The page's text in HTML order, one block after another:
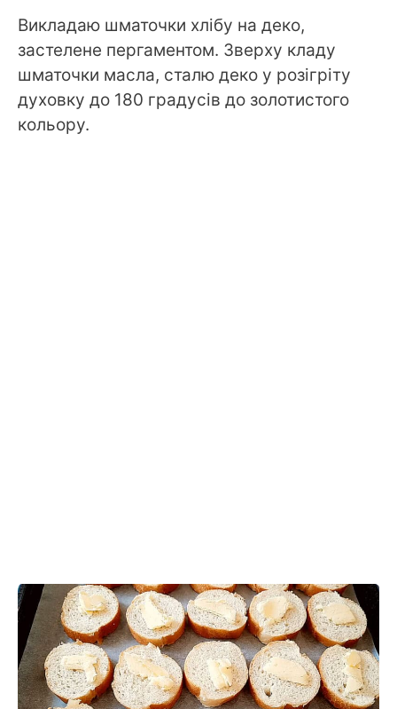
Викладаю шматочки хлібу на деко,
застелене пергаментом. Зверху кладу
шматочки масла, сталю деко у розігріту
духовку до 180 градусів до золотистого
кольору.